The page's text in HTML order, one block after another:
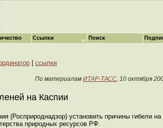
ссылки
По материалам ИТАР-ТАСС, 10 октября
на Каспии
(Росприроднадзор) установить причины гибели на
природных ресурсов РФ.
Ссылки Поиск